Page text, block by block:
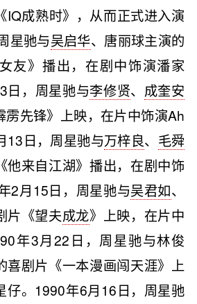
IQ成熟时》，从而正式进入演
星驰与吴启华、唐丽球主演的
友》播出，在剧中饰演潘家
日，周星驰与李修贤、 成奎安
雳先锋》上映，在片中饰演Ah
13日，周星驰与万梓良、 毛舜
他来自江湖》播出，在剧中饰
2月15日，周星驰与吴君如、
片《望夫成龙》上映，在片中
年3月22日，周星驰与林俊
喜剧片《一本漫画闯天涯》上
仔。1990年6月16日，周星驰